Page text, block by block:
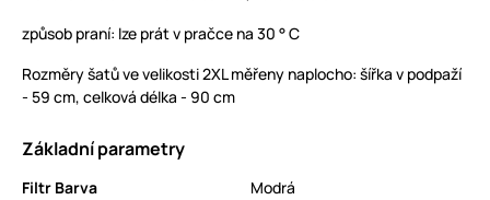
způsob praní: lze prát v pračce na 30 ° C
Rozměry šatů ve velikosti 2XL měřeny naplocho: šířka v podpaží
- 59 cm, celková délka - 90 cm
Základní parametry
Filtr Barva
Modrá